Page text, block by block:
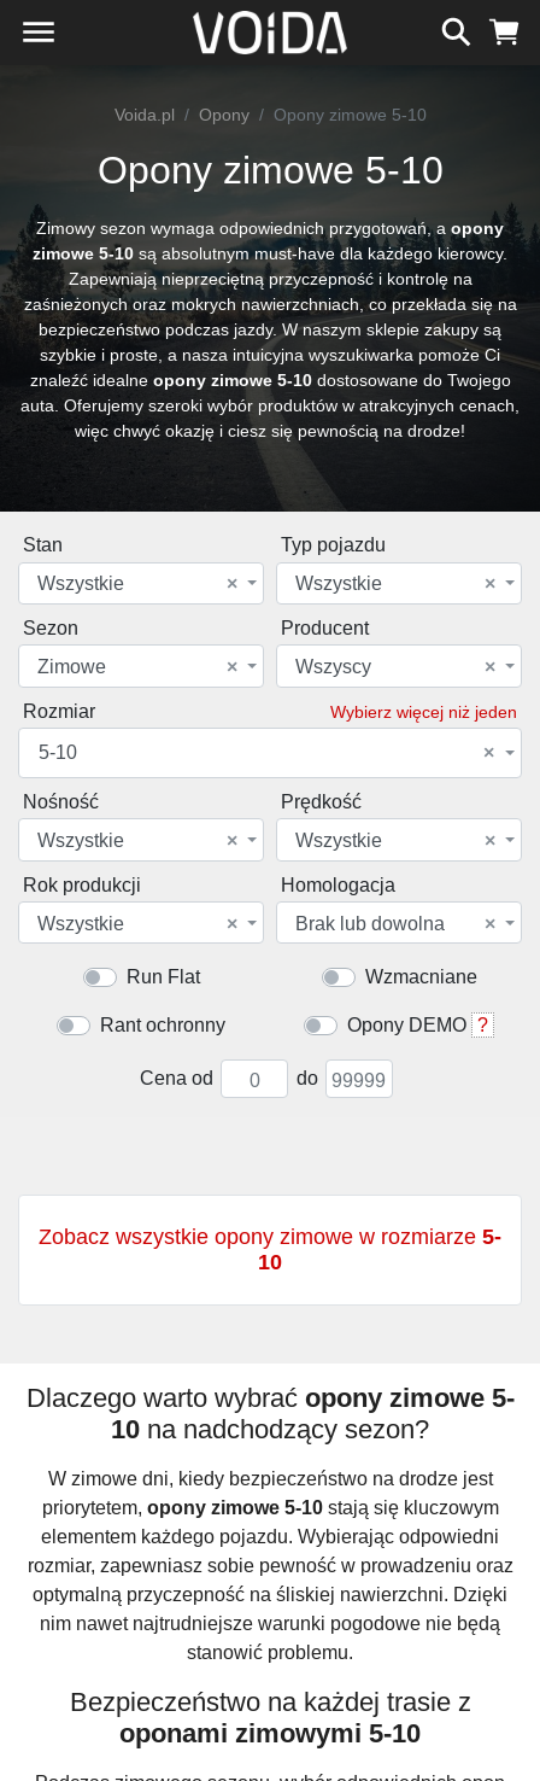
Voida.pl Opony Opony zimowe 5-10
Opony zimowe 5-10
Zimowy sezon wymaga odpowiednich przygotowań, a opony
zimowe 5-10 są absolutnym must-have dla każdego kierowcy.
Zapewniają nieprzeciętną przyczepność i kontrolę na
zaśnieżonych oraz mokrych nawierzchniach, co przekłada się na
bezpieczeństwo podczas jazdy. W naszym sklepie zakupy są
szybkie i proste, a nasza intuicyjna wyszukiwarka pomoże Ci
znaleźć idealne opony zimowe 5-10dostosowane do Twojego
auta. Oferujemy szeroki wybór produktów w atrakcyjnych cenach,
więc chwyć okazję i ciesz się pewnością na drodze!
Stan
×
Wszystkie
Typ pojazdu
×
Wszystkie
Sezon
×
Zimowe
Producent
×
Wszyscy
Rozmiar Wybierz więcej niż jeden
×
5-10
Nośność
×
Wszystkie
Prędkość
×
Wszystkie
Rok produkcji
×
Wszystkie
Homologacja
×
Brak lub dowolna
Run Flat Wzmacniane
Rant ochronny Opony DEMO ?
Cena od do
Zobacz wszystkie opony zimowe w rozmiarze 5-
10
Dlaczego warto wybrać opony zimowe 5-
10 na nadchodzący sezon?
W zimowe dni, kiedy bezpieczeństwo na drodze jest
priorytetem, opony zimowe 5-10stają się kluczowym
elementem każdego pojazdu. Wybierając odpowiedni
rozmiar, zapewniasz sobie pewność w prowadzeniu oraz
optymalną przyczepność na śliskiej nawierzchni. Dzięki
nim nawet najtrudniejsze warunki pogodowe nie będą
stanowić problemu.
Bezpieczeństwo na każdej trasie z
oponami zimowymi 5-10